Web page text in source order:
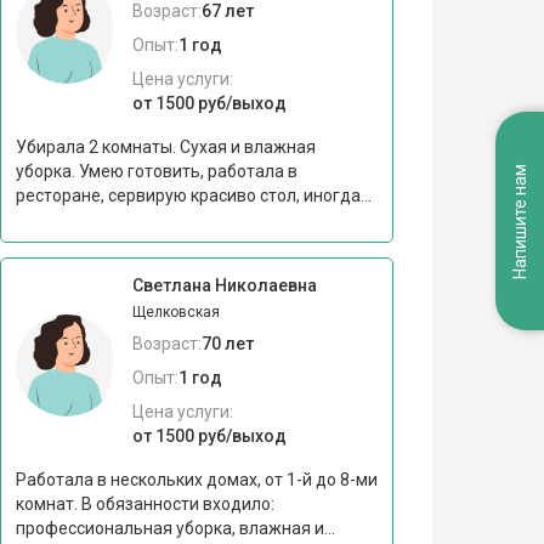
Возраст:67 лет
Опыт:1 год
Цена услуги:
от 1500 руб/выход
Убирала 2 комнаты. Сухая и влажная
уборка. Умею готовить, работала в
ресторане, сервирую красиво стол, иногда...
Светлана Николаевна
Щелковская
Возраст:70 лет
Опыт:1 год
Цена услуги:
от 1500 руб/выход
Работала в нескольких домах, от 1-й до 8-ми
комнат. В обязанности входило:
профессиональная уборка, влажная и...
Напишите нам